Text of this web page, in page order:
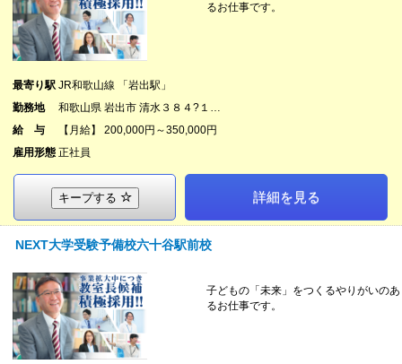
るお仕事です。
最寄り駅 JR和歌山線 「岩出駅」
勤務地
和歌山県 岩出市 清水３８４?１…
給 与
【月給】 200,000円～350,000円
雇用形態 正社員
キープする 詳細を見る
NEXT大学受験予備校六十谷駅前校
子どもの「未来」をつくるやりがいのあ
るお仕事です。